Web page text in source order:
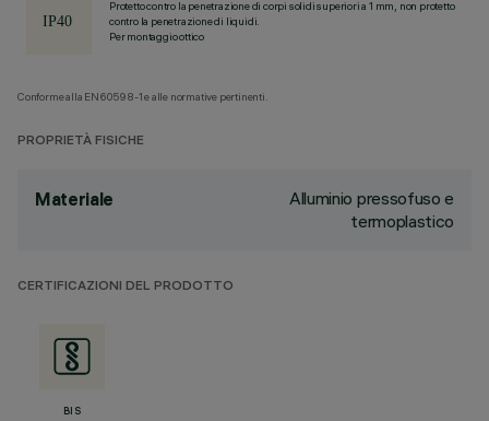
Protetto contro la penetrazione di corpi solidi superiori a 1 mm, non protetto
contro la penetrazione di liquidi.
Per montaggio ottico
Conforme alla EN60598-1 e alle normative pertinenti.
PROPRIETÀ FISICHE
Materiale
Alluminio pressofuso e
termoplastico
CERTIFICAZIONI DEL PRODOTTO
BIS